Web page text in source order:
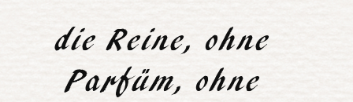
ertungen
die Reine, ohne
Parfüm, ohne